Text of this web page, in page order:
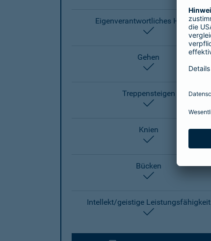
Eigenverantwortliches Handeln
enthalten
Gehen
enthalten
Treppensteigen
enthalten
Knien
enthalten
Bücken
enthalten
Intellekt/geistige Leistungsfähigkeit
enthalten